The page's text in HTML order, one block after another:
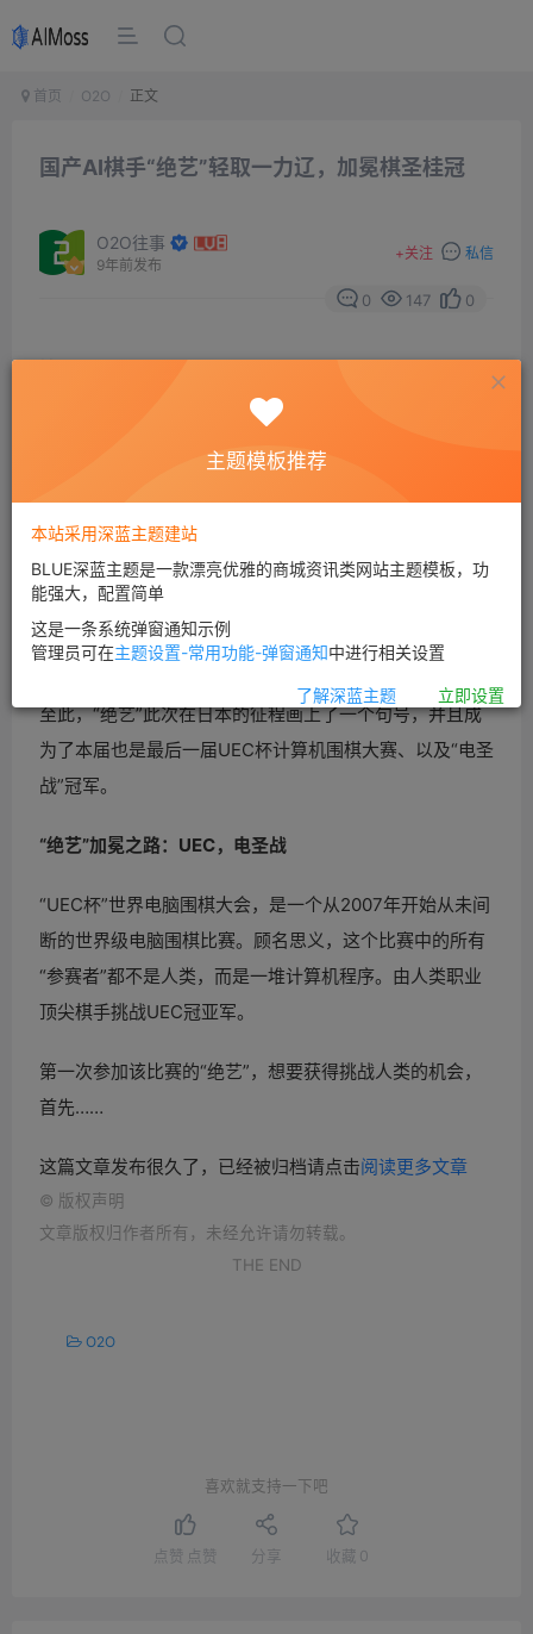
首页 O2O 正文
国产AI棋手“绝艺”轻取一力辽，加冕棋圣桂冠
O2O往事
9年前发布
+关注 私信
0 147 0
一直都在持续。第五届电圣战人机对决中，腾讯AI
黑中盘战胜了日本新锐棋手一力辽七段，获得冠军。
图片来自“123rf.com.cn”
第五届电圣战中，在经历将近2个小时的战斗之后，日本
职业围棋七段棋手一力辽最终投子认输，腾讯人工智能围
棋“绝艺”在中盘以大幅优势获得胜利。
至此，“绝艺”此次在日本的征程画上了一个句号，并且成
为了本届也是最后一届UEC杯计算机围棋大赛、以及“电圣
战”冠军。
“绝艺”加冕之路：UEC，电圣战
“UEC杯”世界电脑围棋大会，是一个从2007年开始从未间
断的世界级电脑围棋比赛。顾名思义，这个比赛中的所有
“参赛者”都不是人类，而是一堆计算机程序。由人类职业
顶尖棋手挑战UEC冠亚军。
第一次参加该比赛的“绝艺”，想要获得挑战人类的机会，
首先……
这篇文章发布很久了，已经被归档请点击阅读更多文章
© 版权声明
文章版权归作者所有，未经允许请勿转载。
THE END
O2O
喜欢就支持一下吧
点赞 点赞 分享 收藏 0
主题模板推荐
本站采用深蓝主题建站
BLUE深蓝主题是一款漂亮优雅的商城资讯类网站主题模板，功
能强大，配置简单
这是一条系统弹窗通知示例
管理员可在主题设置-常用功能-弹窗通知中进行相关设置
了解深蓝主题 立即设置